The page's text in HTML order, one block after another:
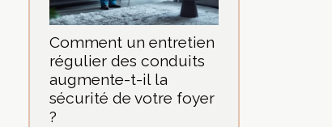
Comment un entretien
régulier des conduits
augmente-t-il la
sécurité de votre foyer
?